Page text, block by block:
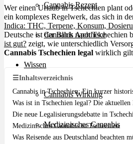
Cannabis Rezept
Cannabis Apotheke
Wissen
Cannabis Wirkung
Medizinisches Cannabis
Wer einen Urlaub in Tschechien plant
ein komplexes Regelwerk, das sich in
Indica: THC, Terpene, Konsum,
Deutsche ist der Blick nach Tschechien
ist gut? zeigt, wie unterschiedlich
Cannabis Tschechien legal wirklich
☰Inhaltsverzeichnis
Cannabis in Tschechien: Ein kurzer
Was ist in Tschechien legal? Die aktuellen
Die neue Legalisierungsdebatte in
Medizinisches Cannabis in Tschechien
Was Reisende aus Deutschland beachten